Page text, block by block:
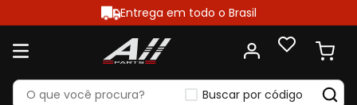
Entrega em todo o Brasil
Buscar por código